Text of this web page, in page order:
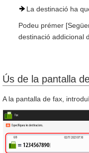
La destinació ha
Podeu prémer
destinació addicional
Ús de la pantalla
A la pantalla de fax,